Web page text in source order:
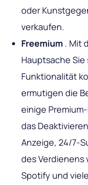
oder
verkaufen.
Freemium . Mit
Hauptsache
Funktionalität
ermutigen die
einige
das
Anzeige, 24/7-
des Verdienens
Spotify und